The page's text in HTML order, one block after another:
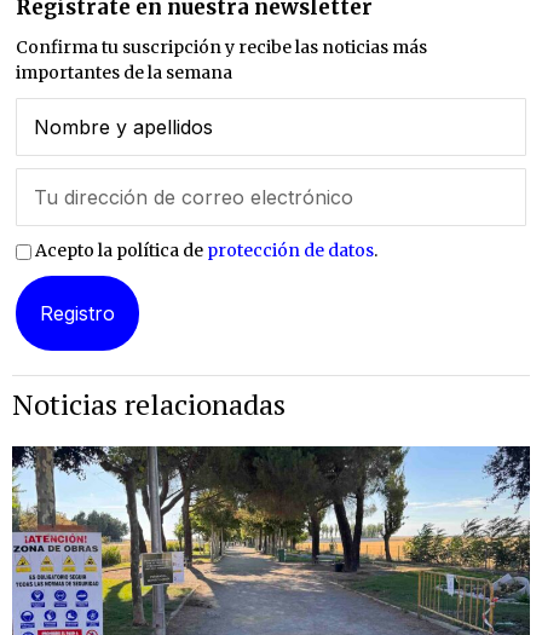
Regístrate en nuestra newsletter
Confirma tu suscripción y recibe las noticias más
importantes de la semana
Acepto la política de protección de datos.
Noticias relacionadas